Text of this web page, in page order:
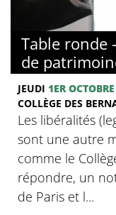
Table ronde
de
JEUDI 1ER OCTOBRE
COLLÈGE DES
Les libéralités
sont une autre
comme le
répondre, un
de Paris et l...